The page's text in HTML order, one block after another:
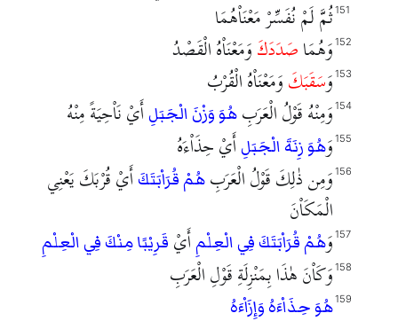
ثُمَّ لَمْ نُفَسِّرْ مَعْنَاْهُمَا151
وَهُمَاصَدَدَكَوَمَعْنَاْهُ الْقَصْدُ 152
وَسَقَبَكَوَمَعْنَاْهُ الْقُرْبُ 153
وَمِنْهُ قَوْلُ الْعَرَبِ هُوَ وَزْنَ الْجَبَلِأَيْ نَاْحِيَةً مِنْهُ 154
وَهُوَ زِنَةَ الْجَبَلِأَيْ حِذَاْءَهُ 155
وَمِن ذٰلِكَ قَوْلُ الْعَرَبِ هُمْ قُرَاْبَتَكَ أَيْ قُرْبَكَ يَعْنِي
الْمَكَاْنَ
156
وَهُمْ قُرَاْبَتَكَ فِي الْعِلْمِأَيْ قَرِيْبًا مِنْكَ فِي الْعِلْمِ 157
وَكَاْنَ هٰذَا بِمَنْزِلَةِ قَوْلِ الْعَرَبِ 158
هُوَ حِذَاْءَهُ وَإِزَاْءَهُ159